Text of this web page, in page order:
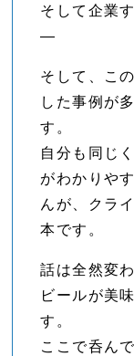
そして企業
—
そして、こ
した事例が
す。
自分も同じ
がわかりや
んが、クラ
本です。
話は全然変
ビールが美
す。
ここで呑ん